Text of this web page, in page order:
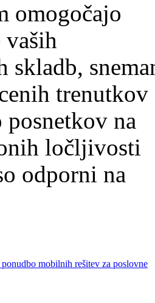
omogočajo
vaših
trenutkov
na
ločljivosti
odporni na
mobilnih rešitev za poslovne